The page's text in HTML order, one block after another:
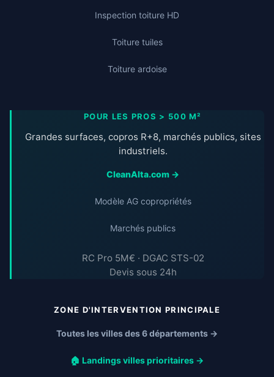
Inspection toiture HD
Toiture tuiles
Toiture ardoise
POUR LES PROS > 500 M²
Grandes surfaces, copros R+8, marchés publics, sites
industriels.
CleanAlta.com →
Modèle AG copropriétés
Marchés publics
RC Pro 5M€ · DGAC STS-02
Devis sous 24h
ZONE D'INTERVENTION PRINCIPALE
Toutes les villes des 6 départements →
🏠 Landings villes prioritaires →